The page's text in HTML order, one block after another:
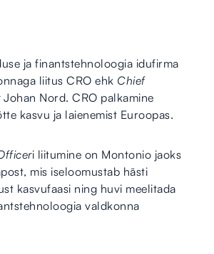
ja finantstehnoloogia idufirma
liitus CRO ehk Chief
Johan Nord. CRO palkamine
kasvu ja laienemist Euroopas.
i liitumine on Montonio jaoks
mis iseloomustab hästi
kasvufaasi ning huvi meelitada
valdkonna